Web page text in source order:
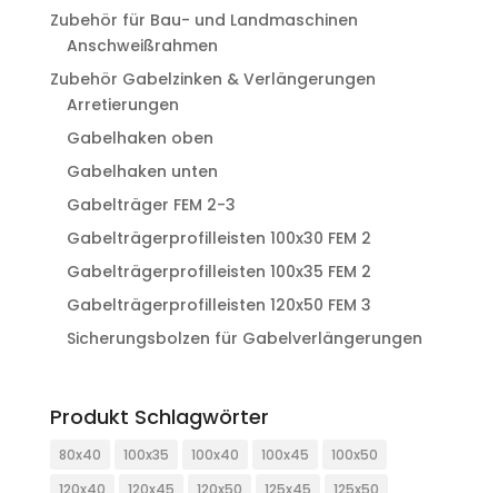
Zubehör für Bau- und Landmaschinen
Anschweißrahmen
Zubehör Gabelzinken & Verlängerungen
Arretierungen
Gabelhaken oben
Gabelhaken unten
Gabelträger FEM 2-3
Gabelträgerprofilleisten 100x30 FEM 2
Gabelträgerprofilleisten 100x35 FEM 2
Gabelträgerprofilleisten 120x50 FEM 3
Sicherungsbolzen für Gabelverlängerungen
Produkt Schlagwörter
80x40 100x35 100x40 100x45
100x50